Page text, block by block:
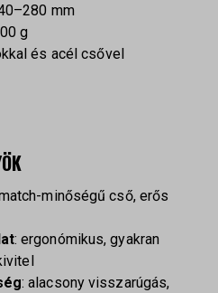
mm
g
és acél csővel
minőségű cső, erős
: ergonómikus, gyakran
: alacsony visszarúgás,